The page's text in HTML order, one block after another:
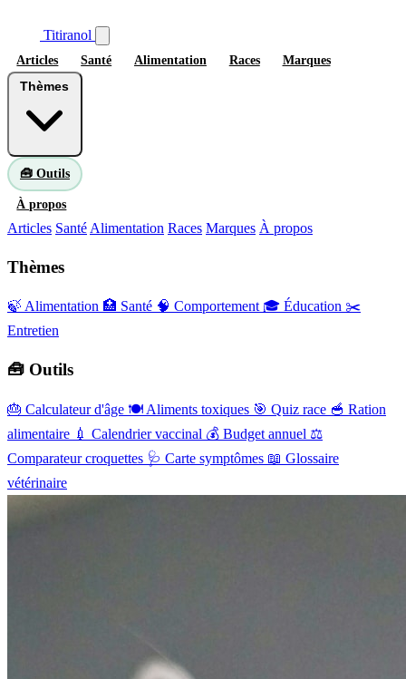
Titiranol
Articles Santé Alimentation Races Marques
🧰 Outils
À propos
Articles Santé Alimentation Races Marques À propos
Thèmes
🍃 Alimentation 🏥 Santé 🧠 Comportement 🎓 Éducation ✂️
Entretien
🧰 Outils
🎂 Calculateur d'âge 🍽️ Aliments toxiques 🎯 Quiz race 🥣 Ration
alimentaire 💉 Calendrier vaccinal 💰 Budget annuel ⚖️
Comparateur croquettes 🩺 Carte symptômes 📖 Glossaire
vétérinaire